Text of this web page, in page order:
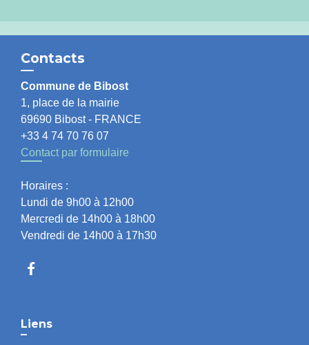
Contacts
Commune de Bibost
1, place de la mairie
69690 Bibost - FRANCE
+33 4 74 70 76 07
Contact par formulaire
Horaires :
Lundi de 9h00 à 12h00
Mercredi de 14h00 à 18h00
Vendredi de 14h00 à 17h30
Liens